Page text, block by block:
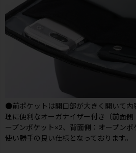
●前ポケットは開口部が大きく開いて内
理に便利なオーガナイザー付き（前面
ープンポケット×2、背面側：オープン
使い勝手の良い仕様となっております。